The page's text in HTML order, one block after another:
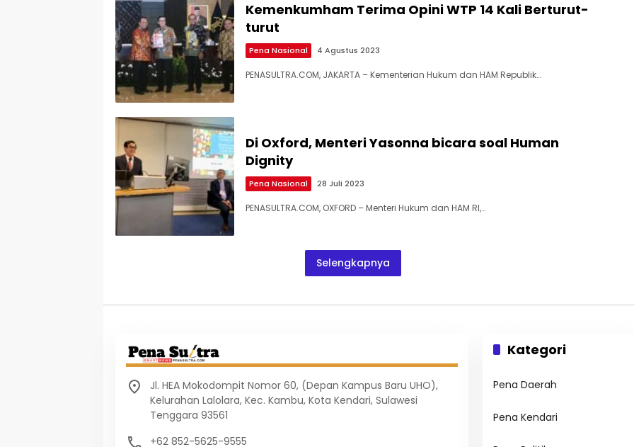
Kemenkumham Terima Opini WTP 14 Kali Berturut-
turut
Pena Nasional 4 Agustus 2023
PENASULTRA.COM, JAKARTA – Kementerian Hukum dan HAM Republik…
Di Oxford, Menteri Yasonna bicara soal Human
Dignity
Pena Nasional 28 Juli 2023
PENASULTRA.COM, OXFORD – Menteri Hukum dan HAM RI,…
Selengkapnya
Jl. HEA Mokodompit Nomor 60, (Depan Kampus Baru UHO),
Kelurahan Lalolara, Kec. Kambu, Kota Kendari, Sulawesi
Tenggara 93561
+62 852-5625-9555
Kategori
Pena Daerah
Pena Kendari